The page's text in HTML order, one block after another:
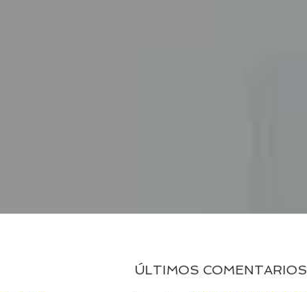
ÚLTIMOS COMENTARIOS